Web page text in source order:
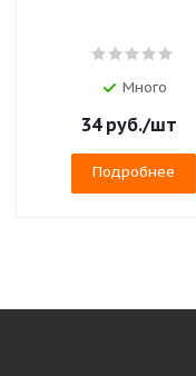
Много
34руб./шт
Подробнее